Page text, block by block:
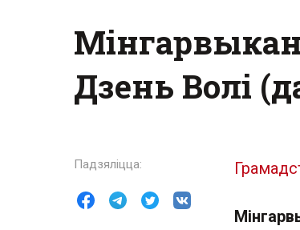
Дзень Волі